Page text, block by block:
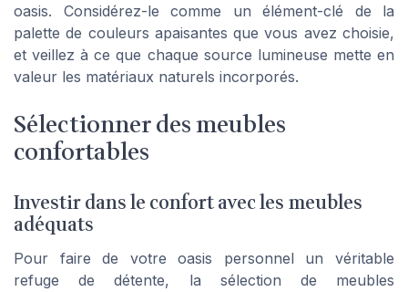
oasis. Considérez-le comme un élément-clé de la
palette de couleurs apaisantes que vous avez choisie,
et veillez à ce que chaque source lumineuse mette en
valeur les matériaux naturels incorporés.
Sélectionner des meubles
confortables
Investir dans le confort avec les meubles
adéquats
Pour faire de votre oasis personnel un véritable
refuge de détente, la sélection de meubles